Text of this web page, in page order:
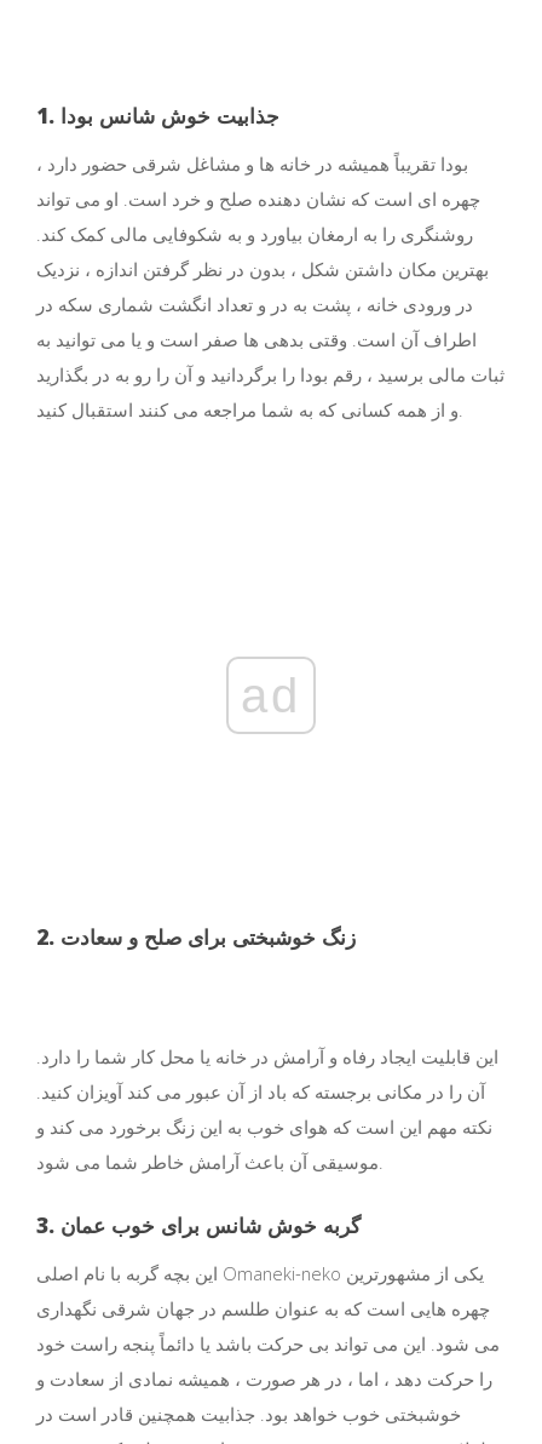
1. جذابیت خوش شانس بودا
بودا تقریباً همیشه در خانه ها و مشاغل شرقی حضور دارد ،
چهره ای است که نشان دهنده صلح و خرد است. او می تواند
روشنگری را به ارمغان بیاورد و به شکوفایی مالی کمک کند.
بهترین مکان داشتن شکل ، بدون در نظر گرفتن اندازه ، نزدیک
در ورودی خانه ، پشت به در و تعداد انگشت شماری سکه در
اطراف آن است. وقتی بدهی ها صفر است و یا می توانید به
ثبات مالی برسید ، رقم بودا را برگردانید و آن را رو به در بگذارید
و از همه کسانی که به شما مراجعه می کنند استقبال کنید.
ad
2. زنگ خوشبختی برای صلح و سعادت
این قابلیت ایجاد رفاه و آرامش در خانه یا محل کار شما را دارد.
آن را در مکانی برجسته که باد از آن عبور می کند آویزان کنید.
نکته مهم این است که هوای خوب به این زنگ برخورد می کند و
3. گربه خوش شانس برای خوب عمان
این بچه گربه با نام اصلی Omaneki-neko یکی از مشهورترین
چهره هایی است که به عنوان طلسم در جهان شرقی نگهداری
می شود. این می تواند بی حرکت باشد یا دائماً پنجه راست خود
را حرکت دهد ، اما ، در هر صورت ، همیشه نمادی از سعادت و
خوشبختی خوب خواهد بود. جذابیت همچنین قادر است در